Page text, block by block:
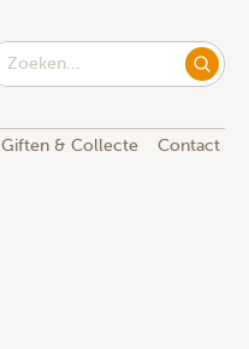
Giften & Collecte Contact